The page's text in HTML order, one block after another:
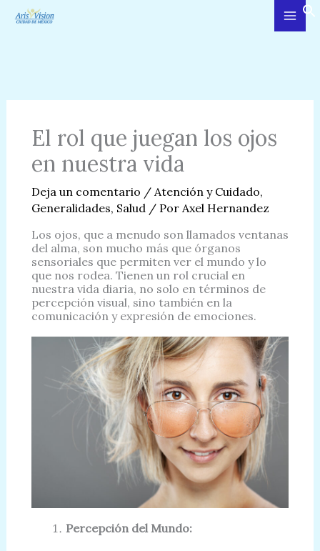
El rol que juegan los ojos
en nuestra vida
Deja un comentario / Atención y Cuidado,
Generalidades, Salud/ Por Axel Hernandez
Los ojos, que a menudo son llamados ventanas
del alma, son mucho más que órganos
sensoriales que permiten ver el mundo y lo
que nos rodea. Tienen un rol crucial en
nuestra vida diaria, no solo en términos de
percepción visual, sino también en la
comunicación y expresión de emociones.
Percepción del Mundo: